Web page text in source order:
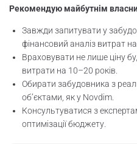
Рекомендую майбутнім
Завжди запитувати у
фінансовий аналіз витрат
Враховувати не лише ціну
витрати на 10–20 років.
Обирати забудовника з
об’єктами, як у Novdim.
Консультуватися з
оптимізації бюджету.